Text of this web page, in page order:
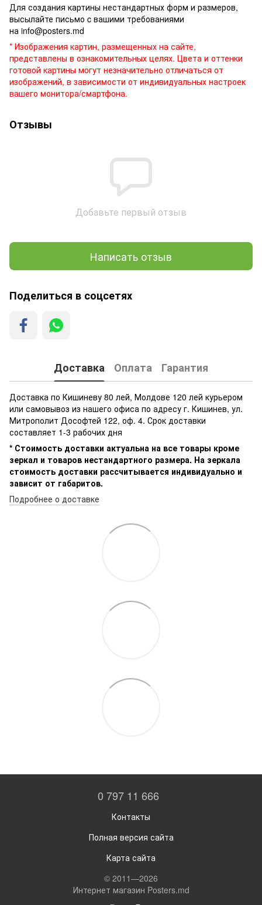
Для создания картины нестандартных форм и размеров,
высылайте письмо c вашими требованиями
на info@posters.md
* Изображения картин, размещенных на сайте,
представлены в ознакомительных целях. Цвета и оттенки
готовой картины могут незначительно отличаться от
изображений, в зависимости от индивидуальных настроек
вашего монитора/смартфона.
Отзывы
Добавьте первый отзыв
Написать отзыв
Поделиться в соцсетях
Доставка Оплата Гарантия
Доставка по Кишиневу 80 лей, Молдове 120 лей курьером
или самовывоз из нашего офиса по адресу г. Кишинев, ул.
Митрополит Дософтей 122, оф. 4. Срок доставки
составляет 1-3 рабочих дня
* Стоимость доставки актуальна на все товары кроме
зеркал и товаров нестандартного размера. На зеркала
стоимость доставки рассчитывается индивидуально и
зависит от габаритов.
Подробнее о доставке
0 797 11 666
Контакты
Полная версия сайта
Карта сайта
© 2011—2026
Интернет магазин Posters.md